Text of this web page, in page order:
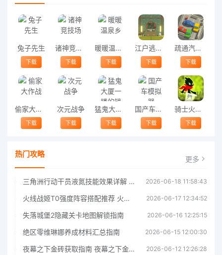
兔子先生
下载
诸神竞技场
下载
暖暖温泉乡
下载
江户逃脱游戏
下载
疏通汽车游戏
下载
偷家大作战
下载
次元战争
下载
猛鬼大厦一楼的锁匠
下载
国产车模拟器
下载
骑士火柴人手机版
下载
热门攻略 更多
三角洲行动干员液氮技能效果详解 三角洲行动干员液氮技能介绍 2026-06-18 11:58:43
火线战姬T0强度阵容搭配推荐 火线战姬T0强度阵容哪个好 2026-06-17 12:34:52
失落城堡2隐藏关卡地图解锁指南 2026-06-16 12:25:15
绝区零维琳娜养成材料汇总指南 2026-06-15 12:00:30
夜幕之下金砖获取指南 夜幕之下金砖获取方法 2026-06-12 12:26:28